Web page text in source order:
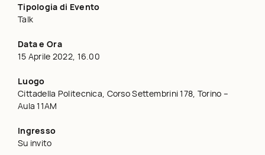
Tipologia di Evento
Talk
Data e Ora
15 Aprile 2022, 16.00
Luogo
Cittadella Politecnica, Corso Settembrini 178, Torino –
Aula 11AM
Ingresso
Su invito